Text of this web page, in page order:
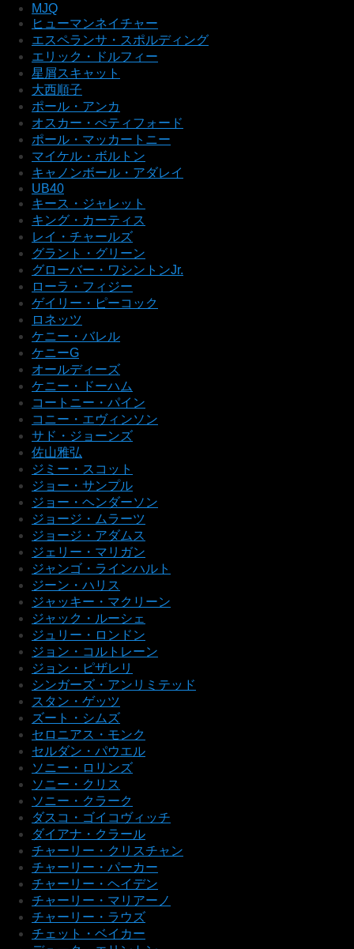
MJQ
ヒューマンネイチャー
エスペランサ・スポルディング
エリック・ドルフィー
星屑スキャット
大西順子
ポール・アンカ
オスカー・ぺティフォード
ポール・マッカートニー
マイケル・ボルトン
キャノンボール・アダレイ
UB40
キース・ジャレット
キング・カーティス
レイ・チャールズ
グラント・グリーン
グローバー・ワシントンJr.
ローラ・フィジー
ゲイリー・ピーコック
ロネッツ
ケニー・バレル
ケニーG
オールディーズ
ケニー・ドーハム
コートニー・パイン
コニー・エヴィンソン
サド・ジョーンズ
佐山雅弘
ジミー・スコット
ジョー・サンプル
ジョー・ヘンダーソン
ジョージ・ムラーツ
ジョージ・アダムス
ジェリー・マリガン
ジャンゴ・ラインハルト
ジーン・ハリス
ジャッキー・マクリーン
ジャック・ルーシェ
ジュリー・ロンドン
ジョン・コルトレーン
ジョン・ピザレリ
シンガーズ・アンリミテッド
スタン・ゲッツ
ズート・シムズ
セロニアス・モンク
セルダン・パウエル
ソニー・ロリンズ
ソニー・クリス
ソニー・クラーク
ダスコ・ゴイコヴィッチ
ダイアナ・クラール
チャーリー・クリスチャン
チャーリー・パーカー
チャーリー・ヘイデン
チャーリー・マリアーノ
チャーリー・ラウズ
チェット・ベイカー